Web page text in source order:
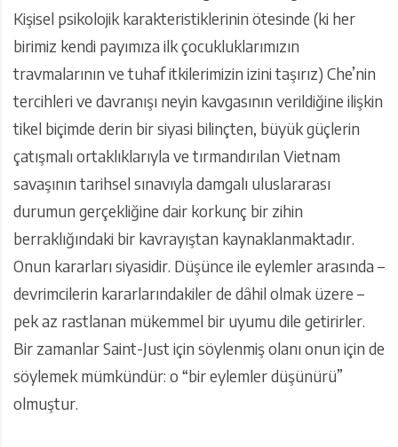
Kişisel psikolojik karakteristiklerinin ötesinde (ki her
birimiz kendi payımıza ilk çocukluklarımızın
travmalarının ve tuhaf itkilerimizin izini taşırız) Che’nin
tercihleri ve davranışı neyin kavgasının verildiğine ilişkin
tikel biçimde derin bir siyasi bilinçten, büyük güçlerin
çatışmalı ortaklıklarıyla ve tırmandırılan Vietnam
savaşının tarihsel sınavıyla damgalı uluslararası
durumun gerçekliğine dair korkunç bir zihin
berraklığındaki bir kavrayıştan kaynaklanmaktadır.
Onun kararları siyasidir. Düşünce ile eylemler arasında –
devrimcilerin kararlarındakiler de dâhil olmak üzere –
pek az rastlanan mükemmel bir uyumu dile getirirler.
Bir zamanlar Saint-Just için söylenmiş olanı onun için de
söylemek mümkündür: o “bir eylemler düşünürü”
olmuştur.